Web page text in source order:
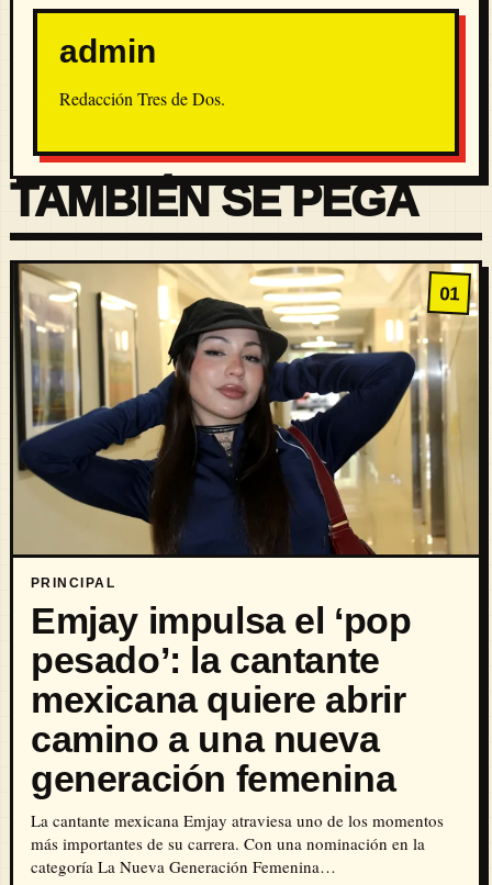
admin
Redacción Tres de Dos.
TAMBIÉN SE PEGA
01
PRINCIPAL
Emjay impulsa el ‘pop
pesado’: la cantante
mexicana quiere abrir
camino a una nueva
generación femenina
La cantante mexicana Emjay atraviesa uno de los momentos
más importantes de su carrera. Con una nominación en la
categoría La Nueva Generación Femenina…